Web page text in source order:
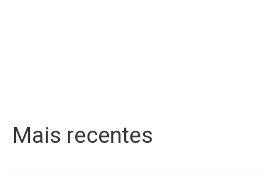
Mais recentes